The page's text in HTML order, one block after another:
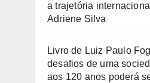
a trajetória
Adriene Silva
Livro de Luiz Paulo
desafios de uma
aos 120 anos poderá